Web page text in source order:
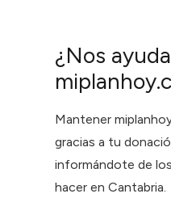
¿Nos
Mantener
gracias a tu
informándote de
hacer en Cantabria.